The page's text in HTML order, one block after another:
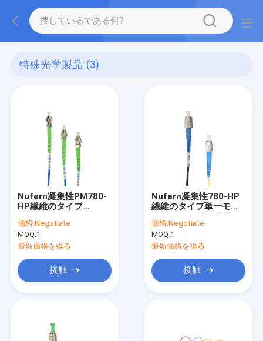
特殊光学製品 (3)
Nufern凝集性PM780-
HP繊維のタイプ
Maintaining FC/APC
の繊維光学パッチ ケー
ブル
価格:Negotiate
MOQ:1
最新価格を得る
接触
Nufern凝集性780-HP
繊維のタイプ単一モー
ッチ ケーブル
価格:Negotiate
MOQ:1
最新価格を得る
接触